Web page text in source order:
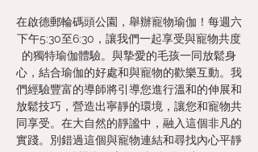
在啟德郵輪碼頭公園，舉辦寵物瑜伽！每週六
下午5:30至6:30，讓我們一起享受與寵物共度
的獨特瑜伽體驗。與摯愛的毛孩一同放鬆身
心，結合瑜伽的好處和與寵物的歡樂互動。我
們經驗豐富的導師將引導您進行溫和的伸展和
放鬆技巧，營造出寧靜的環境，讓您和寵物共
同享受。在大自然的靜謐中，融入這個非凡的
實踐。別錯過這個與寵物連結和尋找內心平靜